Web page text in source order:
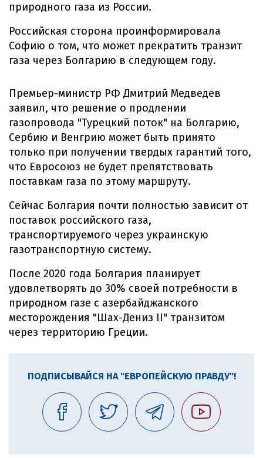
природного газа из России.
Российская сторона проинформировала
Софию о том, что может прекратить транзит
газа через Болгарию в следующем году.
Премьер-министр РФ Дмитрий Медведев
заявил, что решение о продлении
газопровода "Турецкий поток" на Болгарию,
Сербию и Венгрию может быть принято
только при получении твердых гарантий того,
что Евросоюз не будет препятствовать
поставкам газа по этому маршруту.
Сейчас Болгария почти полностью зависит от
поставок российского газа,
транспортируемого через украинскую
газотранспортную систему.
После 2020 года Болгария планирует
удовлетворять до 30% своей потребности в
природном газе с азербайджанского
месторождения "Шах-Дениз II" транзитом
через территорию Греции.
ПОДПИСЫВАЙСЯ НА "ЕВРОПЕЙСКУЮ ПРАВДУ"!